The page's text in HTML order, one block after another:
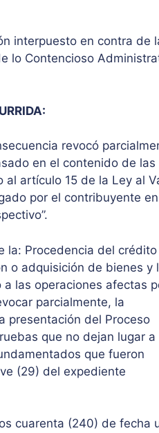
interpuesto en contra de
lo Contencioso
revocó
en el contenido de las
artículo 15 de la Ley al
por el contribuyente
la: Procedencia del crédito
o adquisición de bienes y
las operaciones afectas
parcialmente, la
presentación del Proceso
que no dejan lugar a
que fueron
(29) del expediente
cuarenta (240) de fecha